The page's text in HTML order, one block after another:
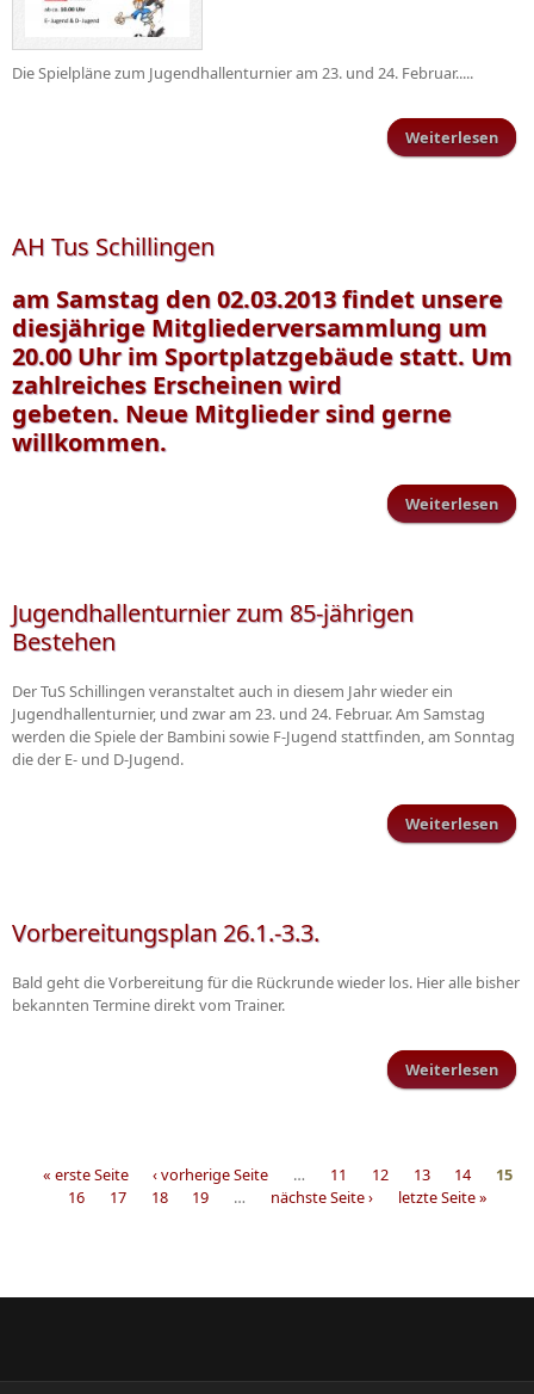
Die Spielpläne zum Jugendhallenturnier am 23. und 24. Februar.....
Weiterlesen
AH Tus Schillingen
am Samstag den 02.03.2013 findet unsere
diesjährige Mitgliederversammlung um
20.00 Uhr im Sportplatzgebäude statt. Um
zahlreiches Erscheinen wird
gebeten. Neue Mitglieder sind gerne
willkommen.
Weiterlesen
Jugendhallenturnier zum 85-jährigen
Bestehen
Der TuS Schillingen veranstaltet auch in diesem Jahr wieder ein
Jugendhallenturnier, und zwar am 23. und 24. Februar. Am Samstag
werden die Spiele der Bambini sowie F-Jugend stattfinden, am Sonntag
die der E- und D-Jugend.
Weiterlesen
Vorbereitungsplan 26.1.-3.3.
Bald geht die Vorbereitung für die Rückrunde wieder los. Hier alle bisher
bekannten Termine direkt vom Trainer.
Weiterlesen
Seiten
« erste Seite ‹ vorherige Seite … 11 12 13 14
15
16
17 18 19 … nächste Seite › letzte Seite »